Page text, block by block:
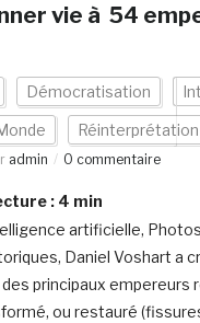
vie à 54
Démocratisation
admin 0 commentaire
: 4 min
artificielle,
Daniel Voshart a
principaux empereurs
ou restauré